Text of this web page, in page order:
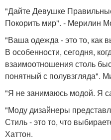
"Дайте Девушке
Покорить мир". - Мерилин
"Ваша одежда - это то, как
В особенности, сегодня,
взаимоотношения столь
понятный с полувзгляда".
"Я не занимаюсь модой. Я
"Моду дизайнеры
Стиль - это то, что
Хаттон.